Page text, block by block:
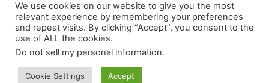
We use cookies on our website to give you the most
relevant experience by remembering your preferences
and repeat visits. By clicking “Accept”, you consent to the
use of ALL the cookies.
Do not sell my personal information.
Cookie Settings Accept